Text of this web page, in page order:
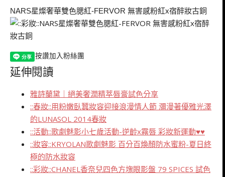
NARS星燦奢華雙色腮紅-FERVOR 無害感粉紅x宿醉妝古銅
按讚加入粉絲團
延伸閱讀
雅詩蘭黛｜絕美奢潤精萃唇膏試色分享
::春妝::用粉嫩臥蠶妝容迎接浪漫情人節 瀰漫著優雅光澤
的LUNASOL 2014春妝
::活動::歌劇魅影小七歲活動-逆齡x霧唇 彩妝新運動♥♥
::妝容::KRYOLAN歌劇魅影 百分百煥顏防水蜜粉-夏日終
極的防水妝容
::彩妝::CHANEL香奈兒四色方塊眼影盤 79 SPICES 試色